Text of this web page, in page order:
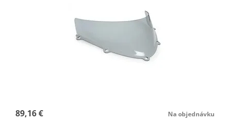
89,16 € Na objednávku